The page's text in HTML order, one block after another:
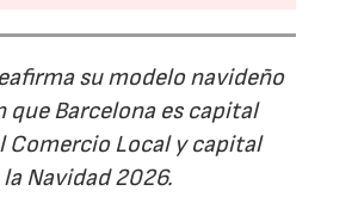
su modelo navideño
que Barcelona es capital
Comercio Local y capital
Navidad 2026.